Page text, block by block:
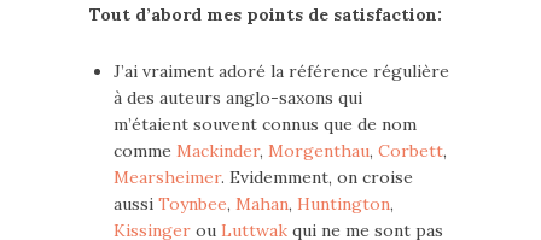
Tout d’abord mes points de satisfaction:
J’ai vraiment adoré la référence régulière
à des auteurs anglo-saxons qui
m’étaient souvent connus que de nom
comme Mackinder, Morgenthau, Corbett,
Mearsheimer. Evidemment, on croise
aussi Toynbee, Mahan, Huntington,
Kissinger ou Luttwak qui ne me sont pas